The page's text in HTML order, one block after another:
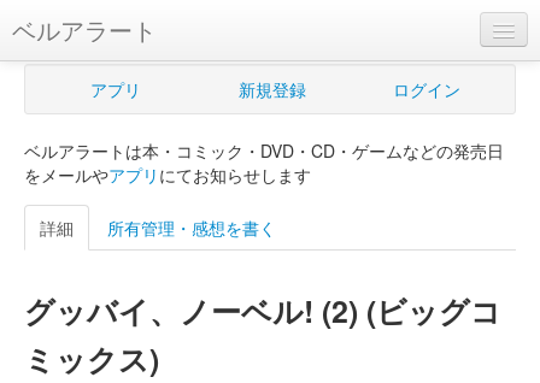
ベルアラート
ベルアラートとは
新規登録
ログイン
購入管理
Myシェルフ
アプリ 新規登録 ログイン
ベルアラートは本・コミック・DVD・CD・ゲームなどの発売日
をメールやアプリ にてお知らせします
詳細 所有管理・感想を書く
グッバイ、ノーベル! (2) (ビッグコ
ミックス)